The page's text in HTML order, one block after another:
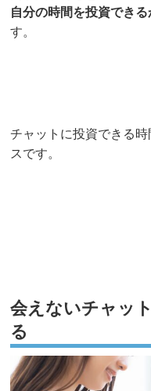
自分の時間を投資できる
す。
チャットに投資できる
スです。
会えないチャッ
る